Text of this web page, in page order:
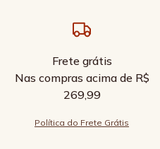
Frete grátis
Nas compras acima de R$
269,99
Política do Frete Grátis